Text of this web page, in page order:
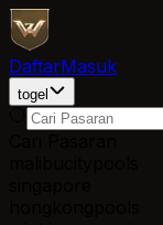
DaftarMasuk
togel